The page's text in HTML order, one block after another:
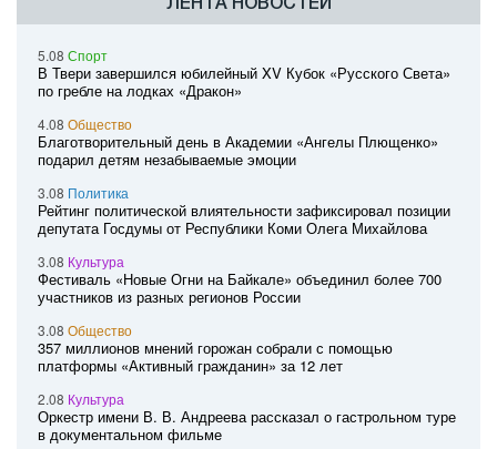
5.08 Спорт
В Твери завершился юбилейный XV Кубок «Русского Света»
по гребле на лодках «Дракон»
4.08 Общество
Благотворительный день в Академии «Ангелы Плющенко»
подарил детям незабываемые эмоции
3.08 Политика
Рейтинг политической влиятельности зафиксировал позиции
депутата Госдумы от Республики Коми Олега Михайлова
3.08 Культура
Фестиваль «Новые Огни на Байкале» объединил более 700
участников из разных регионов России
3.08 Общество
357 миллионов мнений горожан собрали с помощью
платформы «Активный гражданин» за 12 лет
2.08 Культура
Оркестр имени В. В. Андреева рассказал о гастрольном туре
в документальном фильме